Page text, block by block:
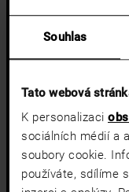
Souhlas
Tato webová
K personalizaci
sociálních médií a
soubory cookie.
používáte, sdílíme